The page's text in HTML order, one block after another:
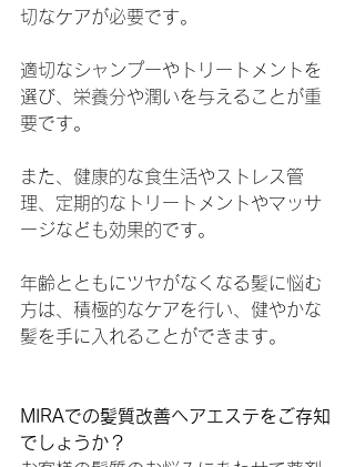
切なケアが必要です。
適切なシャンプーやトリートメントを
選び、栄養分や潤いを与えることが重
要です。
また、健康的な食生活やストレス管
理、定期的なトリートメントやマッサ
ージなども効果的です。
年齢とともにツヤがなくなる髪に悩む
方は、積極的なケアを行い、健やかな
髪を手に入れることができます。
MIRAでの髪質改善ヘアエステをご存知
でしょうか？